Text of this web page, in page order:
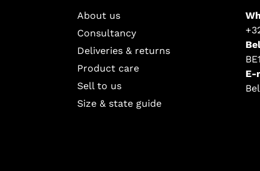
About us
Consultancy
Deliveries & returns
Product care
Sell to us
Size & state guide
E-